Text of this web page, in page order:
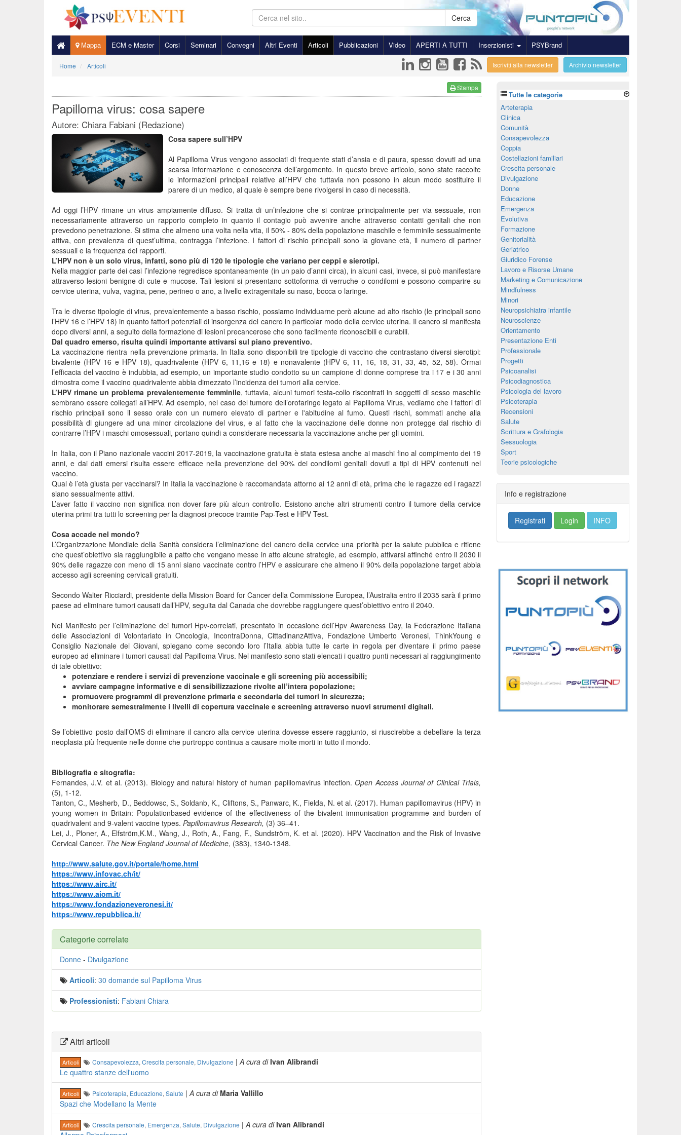
Cerca
Mappa ECM e Master Corsi Seminari Convegni Altri Eventi Articoli Pubblicazioni Video APERTI A TUTTI Inserzionisti PSYBrand
Home Articoli Archivio newsletter
Iscriviti alla newsletter
Stampa
Papilloma virus: cosa sapere
Autore: Chiara Fabiani (Redazione)
Cosa sapere sull’HPV
Al Papilloma Virus vengono associati di frequente stati d’ansia e di paura, spesso dovuti ad una
scarsa informazione e conoscenza dell’argomento. In questo breve articolo, sono state raccolte
le informazioni principali relative all’HPV che tuttavia non possono in alcun modo sostituire il
parere di un medico, al quale è sempre bene rivolgersi in caso di necessità.
Ad oggi l’HPV rimane un virus ampiamente diffuso. Si tratta di un’infezione che si contrae principalmente per via sessuale, non
necessariamente attraverso un rapporto completo in quanto il contagio può avvenire anche attraverso contatti genitali che non
prevedono penetrazione. Si stima che almeno una volta nella vita, il 50% - 80% della popolazione maschile e femminile sessualmente
attiva, con prevalenza di quest’ultima, contragga l’infezione. I fattori di rischio principali sono la giovane età, il numero di partner
sessuali e la frequenza dei rapporti.
L’HPV non è un solo virus, infatti, sono più di 120 le tipologie che variano per ceppi e sierotipi.
Nella maggior parte dei casi l’infezione regredisce spontaneamente (in un paio d’anni circa), in alcuni casi, invece, si può manifestare
attraverso lesioni benigne di cute e mucose. Tali lesioni si presentano sottoforma di verruche o condilomi e possono comparire su
cervice uterina, vulva, vagina, pene, perineo o ano, a livello extragenitale su naso, bocca o laringe.
Tra le diverse tipologie di virus, prevalentemente a basso rischio, possiamo individuarne però alcune ad alto rischio (le principali sono
l’HPV 16 e l’HPV 18) in quanto fattori potenziali di insorgenza del cancro in particolar modo della cervice uterina. Il cancro si manifesta
dopo diversi anni, a seguito della formazione di lesioni precancerose che sono facilmente riconoscibili e curabili.
Dal quadro emerso, risulta quindi importante attivarsi sul piano preventivo.
La vaccinazione rientra nella prevenzione primaria. In Italia sono disponibili tre tipologie di vaccino che contrastano diversi sierotipi:
bivalente (HPV 16 e HPV 18), quadrivalente (HPV 6, 11,16 e 18) e nonavalente (HPV 6, 11, 16, 18, 31, 33, 45, 52, 58). Ormai
l’efficacia del vaccino è indubbia, ad esempio, un importante studio condotto su un campione di donne comprese tra i 17 e i 30 anni
dimostra come il vaccino quadrivalente abbia dimezzato l’incidenza dei tumori alla cervice.
L’HPV rimane un problema prevalentemente femminile, tuttavia, alcuni tumori testa-collo riscontrati in soggetti di sesso maschile
sembrano essere collegati all’HPV. Ad esempio, nel caso del tumore dell’orofaringe legato al Papilloma Virus, vediamo che i fattori di
rischio principali sono il sesso orale con un numero elevato di partner e l'abitudine al fumo. Questi rischi, sommati anche alla
possibilità di giungere ad una minor circolazione del virus, e al fatto che la vaccinazione delle donne non protegge dal rischio di
contrarre l’HPV i maschi omosessuali, portano quindi a considerare necessaria la vaccinazione anche per gli uomini.
In Italia, con il Piano nazionale vaccini 2017-2019, la vaccinazione gratuita è stata estesa anche ai maschi fino al compimento dei 19
anni, e dai dati emersi risulta essere efficace nella prevenzione del 90% dei condilomi genitali dovuti a tipi di HPV contenuti nel
vaccino.
Qual è l’età giusta per vaccinarsi? In Italia la vaccinazione è raccomandata attorno ai 12 anni di età, prima che le ragazze ed i ragazzi
siano sessualmente attivi.
L’aver fatto il vaccino non significa non dover fare più alcun controllo. Esistono anche altri strumenti contro il tumore della cervice
uterina primi tra tutti lo screening per la diagnosi precoce tramite Pap-Test e HPV Test.
Cosa accade nel mondo?
L’Organizzazione Mondiale della Sanità considera l’eliminazione del cancro della cervice una priorità per la salute pubblica e ritiene
che quest’obiettivo sia raggiungibile a patto che vengano messe in atto alcune strategie, ad esempio, attivarsi affinché entro il 2030 il
90% delle ragazze con meno di 15 anni siano vaccinate contro l’HPV e assicurare che almeno il 90% della popolazione target abbia
accesso agli screening cervicali gratuiti.
Secondo Walter Ricciardi, presidente della Mission Board for Cancer della Commissione Europea, l’Australia entro il 2035 sarà il primo
paese ad eliminare tumori causati dall’HPV, seguita dal Canada che dovrebbe raggiungere quest’obiettivo entro il 2040.
Nel Manifesto per l’eliminazione dei tumori Hpv-correlati, presentato in occasione dell’Hpv Awareness Day, la Federazione Italiana
delle Associazioni di Volontariato in Oncologia, IncontraDonna, CittadinanzAttiva, Fondazione Umberto Veronesi, ThinkYoung e
Consiglio Nazionale dei Giovani, spiegano come secondo loro l’Italia abbia tutte le carte in regola per diventare il primo paese
europeo ad eliminare i tumori causati dal Papilloma Virus. Nel manifesto sono stati elencati i quattro punti necessari al raggiungimento
di tale obiettivo:
potenziare e rendere i servizi di prevenzione vaccinale e gli screening più accessibili;
avviare campagne informative e di sensibilizzazione rivolte all’intera popolazione;
promuovere programmi di prevenzione primaria e secondaria dei tumori in sicurezza;
monitorare semestralmente i livelli di copertura vaccinale e screening attraverso nuovi strumenti digitali.
Se l’obiettivo posto dall’OMS di eliminare il cancro alla cervice uterina dovesse essere raggiunto, si riuscirebbe a debellare la terza
neoplasia più frequente nelle donne che purtroppo continua a causare molte morti in tutto il mondo.
Bibliografia e sitografia:
Fernandes, J.V. et al. (2013). Biology and natural history of human papillomavirus infection.Open Access Journal of Clinical Trials,
(5), 1-12.
Tanton, C., Mesherb, D., Beddowsc, S., Soldanb, K., Cliftons, S., Panwarc, K., Fielda, N. et al. (2017). Human papillomavirus (HPV) in
young women in Britain: Populationbased evidence of the effectiveness of the bivalent immunisation programme and burden of
quadrivalent and 9-valent vaccine types. Papillomavirus Research, (3) 36–41.
Lei, J., Ploner, A., Elfström,K.M., Wang, J., Roth, A., Fang, F., Sundström, K. et al. (2020). HPV Vaccination and the Risk of Invasive
Cervical Cancer. The New England Journal of Medicine, (383), 1340-1348.
http://www.salute.gov.it/portale/home.html
https://www.infovac.ch/it/
https://www.airc.it/
https://www.aiom.it/
https://www.fondazioneveronesi.it/
https://www.repubblica.it/
Categorie correlate
Donne - Divulgazione
Articoli: 30 domande sul Papilloma Virus
Professionisti: Fabiani Chiara
Altri articoli
Articoli Consapevolezza,Crescita personale, Divulgazione |A cura diIvan Alibrandi
Le quattro stanze dell'uomo
Articoli Psicoterapia, Educazione,Salute |A cura di Maria Vallillo
Spazi che Modellano la Mente
Articoli Crescita personale, Emergenza,Salute, Divulgazione |A cura diIvan Alibrandi
Tutte le categorie
Arteterapia
Clinica
Comunità
Consapevolezza
Coppia
Costellazioni familiari
Crescita personale
Divulgazione
Donne
Educazione
Emergenza
Evolutiva
Formazione
Genitorialità
Geriatrico
Giuridico Forense
Lavoro e Risorse Umane
Marketing e Comunicazione
Mindfulness
Minori
Neuropsichiatra infantile
Neuroscienze
Orientamento
Presentazione Enti
Professionale
Progetti
Psicoanalisi
Psicodiagnostica
Psicologia del lavoro
Psicoterapia
Recensioni
Salute
Scrittura e Grafologia
Sessuologia
Sport
Teorie psicologiche
Info e registrazione
Registrati Login INFO